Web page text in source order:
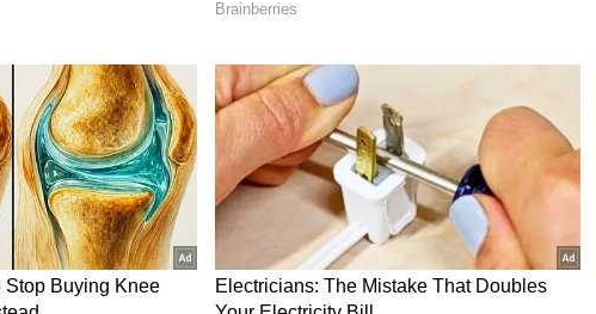
டிமென்சிட்டி 6080 சிம்பெட் ஆகியவற்றைக் கொண்டது.
4,500mAh பேட்டரி உள்ளது.
மூன்று மாடல்களிலும் இரட்டை நானோ சிம், 5G, 4G LTE,
மற்றும் USB Type-C ஆகிய அடிப்படையான வசதிகளும்
பக்கவாட்டில் பொருத்தப்பட்டுள்ளது.
சேமிப்பது எப்படி? ரூ.50 லட்சம் கடனை 10 வருடத்தில்